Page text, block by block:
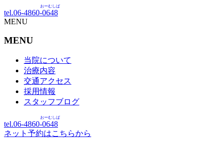
tel.06-4860-0648
おーむしば
MENU
MENU
当院について
治療内容
交通アクセス
採用情報
スタッフブログ
tel.06-4860-0648
おーむしば
ネット予約はこちらから